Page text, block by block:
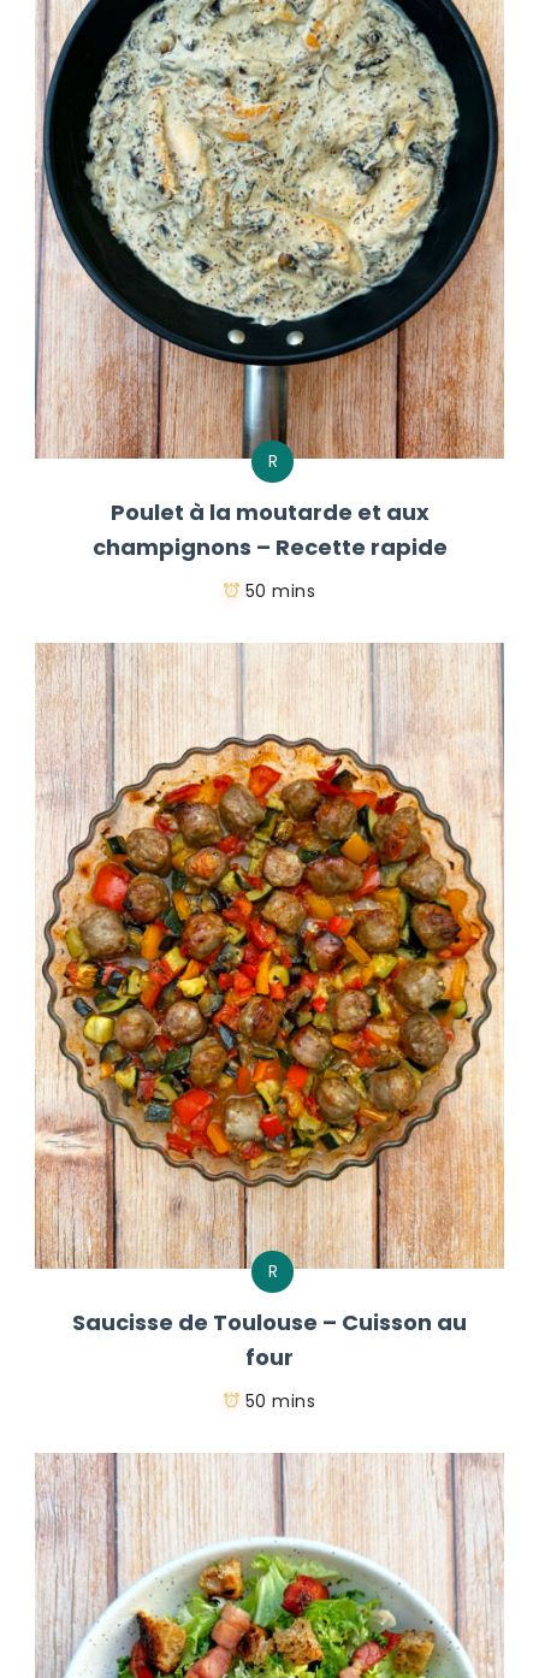
R
Poulet à la moutarde et aux
champignons – Recette rapide
50 mins
R
Saucisse de Toulouse – Cuisson au
four
50 mins